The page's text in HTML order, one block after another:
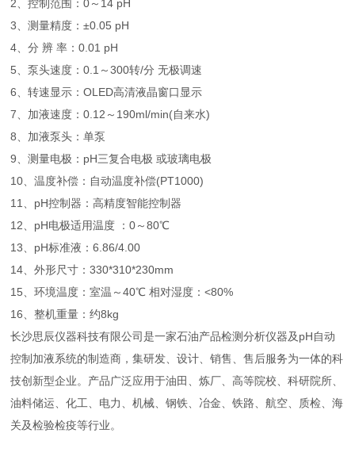
2、控制范围：0～14 pH
3、测量精度：±0.05 pH
4、分 辨 率：0.01 pH
5、泵头速度：0.1～300转/分 无极调速
6、转速显示：OLED高清液晶窗口显示
7、加液速度：0.12～190ml/min(自来水)
8、加液泵头：单泵
9、测量电极：pH三复合电极 或玻璃电极
10、温度补偿：自动温度补偿(PT1000)
11、pH控制器：高精度智能控制器
12、pH电极适用温度 ：0～80℃
13、pH标准液：6.86/4.00
14、外形尺寸：330*310*230mm
15、环境温度：室温～40℃ 相对湿度：<80%
16、整机重量：约8kg
长沙思辰仪器科技有限公司是一家石油产品检测分析仪器及pH自动
控制加液系统的制造商，集研发、设计、销售、售后服务为一体的科
技创新型企业。产品广泛应用于油田、炼厂、高等院校、科研院所、
油料储运、化工、电力、机械、钢铁、冶金、铁路、航空、质检、海
关及检验检疫等行业。